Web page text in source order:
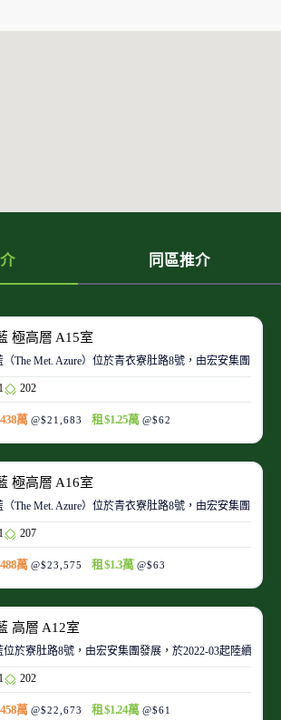
同區推介
極高層 A15室
（The Met. Azure）位於青衣寮肚路8號，由宏安集團開
1 202
萬 @$21,683 租 $1.25萬 @$62
極高層 A16室
（The Met. Azure）位於青衣寮肚路8號，由宏安集團開
1 207
萬 @$23,575 租 $1.3萬 @$63
高層 A12室
位於寮肚路8號，由宏安集團發展，於2022-03起陸續入
1 202
萬 @$22,673 租 $1.24萬 @$61